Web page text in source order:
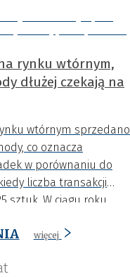
rynku wtórnym,
dłużej czekają na
wtórnym sprzedano
co oznacza
w porównaniu do
liczba transakcji
sztuk. W ciągu roku
więcej